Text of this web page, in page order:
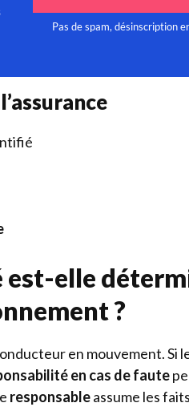
elle
?
en mouvement. Si
en cas de faute
responsableassume les